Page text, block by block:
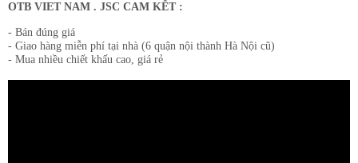
OTB VIET NAM . JSC CAM KẾT :
- Bán đúng giá
- Giao hàng miễn phí tại nhà (6 quận nội thành Hà Nội cũ)
- Mua nhiều chiết khấu cao, giá rẻ